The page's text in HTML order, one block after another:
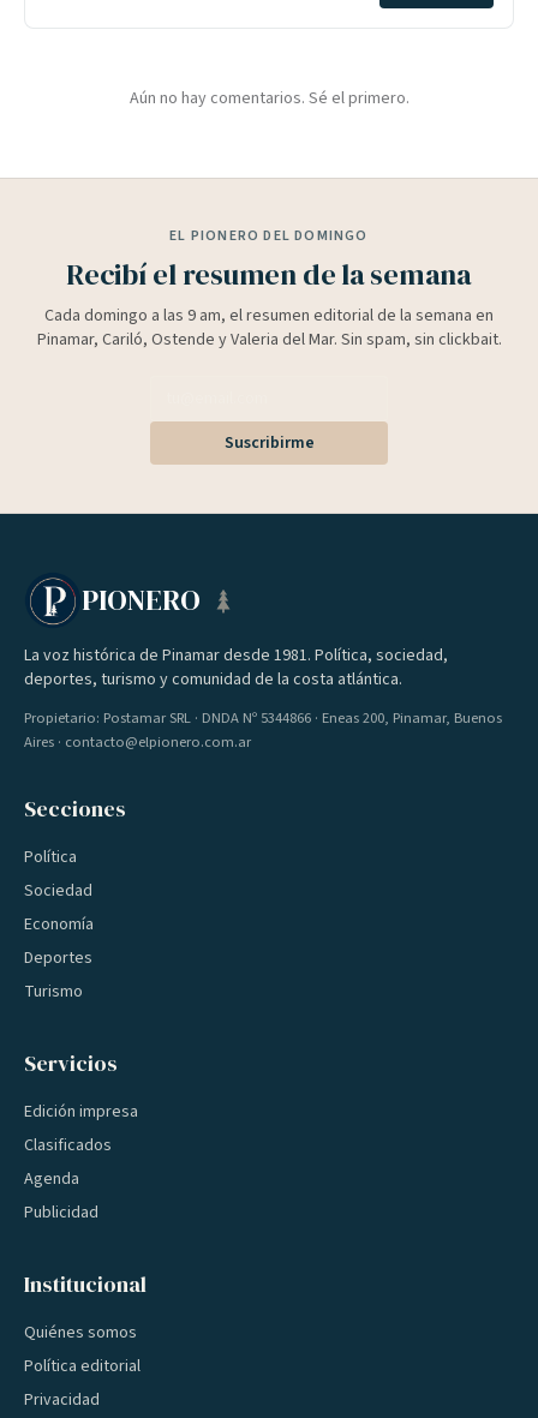
Aún no hay comentarios. Sé el primero.
EL PIONERO DEL DOMINGO
Recibí el resumen de la semana
Cada domingo a las 9 am, el resumen editorial de la semana en
Pinamar, Cariló, Ostende y Valeria del Mar. Sin spam, sin clickbait.
Suscribirme
PIONERO
La voz histórica de Pinamar desde 1981. Política, sociedad,
deportes, turismo y comunidad de la costa atlántica.
Propietario: Postamar SRL · DNDA Nº 5344866 · Eneas 200, Pinamar, Buenos
Aires · contacto@elpionero.com.ar
Secciones
Política
Sociedad
Economía
Deportes
Turismo
Servicios
Edición impresa
Clasificados
Agenda
Publicidad
Institucional
Quiénes somos
Política editorial
Privacidad